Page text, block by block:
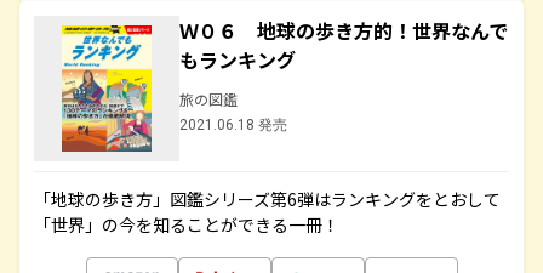
Ｗ０６ 地球の歩き方的！世界なんで
もランキング
旅の図鑑
2021.06.18 発売
「地球の歩き方」図鑑シリーズ第6弾はランキングをとおして
「世界」の今を知ることができる一冊！